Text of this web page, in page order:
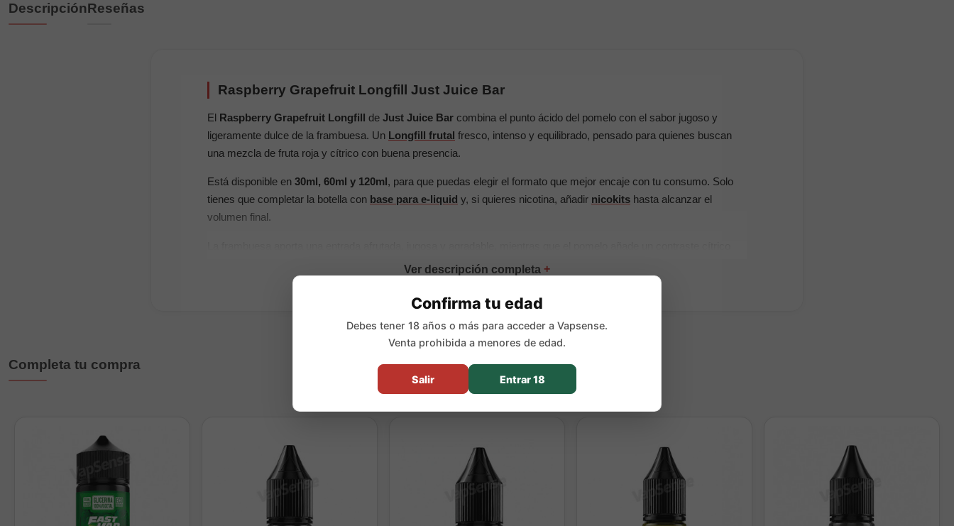
DescripciónReseñas
Raspberry Grapefruit Longfill Just Juice Bar
El Raspberry Grapefruit Longfill de Just Juice Bar combina el punto ácido del pomelo con el sabor jugoso y
ligeramente dulce de la frambuesa. Un Longfill frutal fresco, intenso y equilibrado, pensado para quienes buscan
una mezcla de fruta roja y cítrico con buena presencia.
Está disponible en 30ml, 60ml y 120ml , para que puedas elegir el formato que mejor encaje con tu consumo. Solo
tienes que completar la botella con base para e-liquid y, si quieres nicotina, añadir nicokits hasta alcanzar el
volumen final.
más vivo. El resultado es un sabor fresco, con carácter y fácil de vapear durante el día.
botella de 30ml con 6ml de aroma concentrado
botella de 60ml con 12ml de aroma concentrado
botella de 120ml con 24ml de aroma concentrado
Características principales:
Just Juice
Bar
Completa tu compra
Confirma tu edad
Debes tener 18 años o más para acceder a Vapsense.
Venta prohibida a menores de edad.
Salir Entrar 18